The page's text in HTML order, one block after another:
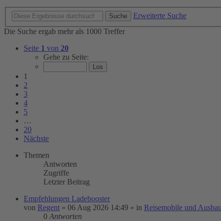
Suche
Erweiterte Suche
Die Suche ergab mehr als 1000 Treffer
Seite 1 von 20
Gehe zu Seite:
1
2
3
4
5
…
20
Nächste
Themen
Antworten
Zugriffe
Letzter Beitrag
Empfehlungen Ladebooster
von Regent » 06 Aug 2026 14:49 » in Reisemobile und
0 Antworten